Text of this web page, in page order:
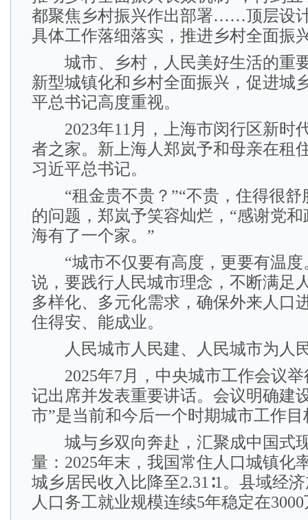
都聚焦乡村振兴作出部署……顶层设
具体工作落细落实，推进乡村全面振
城市、乡村，人民美好生活的重
新型城镇化和乡村全面振兴，促进城
平总书记高度重视。
2023年11月，上海市闵行区新时
者之家。新上海人郑岚予和母亲在租
习近平总书记。
“租金贵不贵？”“不贵，住得很舒
的问题，郑岚予笑容灿烂，“感谢党
海有了一个家。”
“城市不仅要有高度，更要有温度
说，要践行人民城市理念，不断满足
多样化、多元化需求，确保外来人口
住得安、能成业。
人民城市人民建、人民城市为人
2025年7月，中央城市工作会议举
记出席并发表重要讲话。会议明确建
市”是当前和今后一个时期城市工作目
城与乡双向奔赴，汇聚成中国式
量：2025年末，我国常住人口城镇化
城乡居民收入比降至2.31∶1。县域经
人口务工就业规模连续5年稳定在